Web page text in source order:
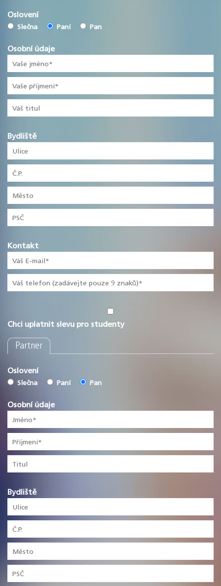
Oslovení
Slečna Paní Pan
Osobní údaje
Bydliště
Kontakt
Chci uplatnit slevu pro studenty
Partner
Oslovení
Slečna Paní Pan
Osobní údaje
Bydliště